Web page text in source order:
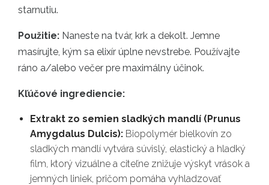
starnutiu.
Použitie: Naneste na tvár, krk a dekolt. Jemne
masírujte, kým sa elixír úplne nevstrebe. Používajte
ráno a/alebo večer pre maximálny účinok.
Kľúčové ingrediencie:
Extrakt zo semien sladkých mandlí (Prunus
Amygdalus Dulcis): Biopolymér bielkovín zo
sladkých mandlí vytvára súvislý, elastický a hladký
film, ktorý vizuálne a citeľne znižuje výskyt vrások a
jemných liniek, pričom pomáha vyhladzovať